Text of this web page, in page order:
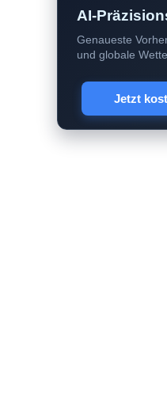
AI-
Genaueste
und globale
Jetzt